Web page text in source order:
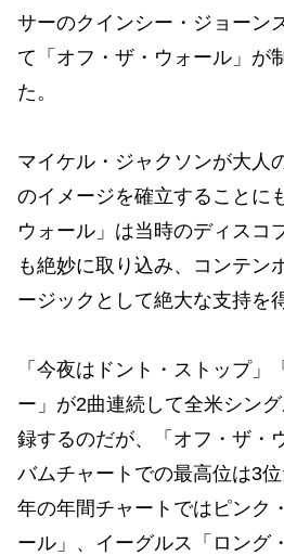
サーのクインシー・ジョーン
て「オフ・ザ・ウォール」が
た。
マイケル・ジャクソンが大人
のイメージを確立することに
ウォール」は当時のディスコ
も絶妙に取り込み、コンテン
ージックとして絶大な支持を
「今夜はドント・ストップ」
ー」が2曲連続して全米シン
録するのだが、「オフ・ザ・
バムチャートでの最高位は3
年の年間チャートではピンク
ール」、イーグルス「ロング